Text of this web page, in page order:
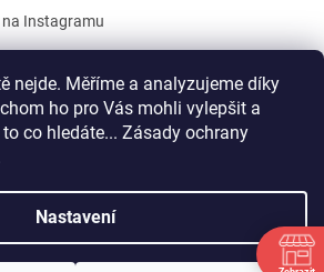
nejde. Měříme a analyzujeme díky
ho pro Vás mohli vylepšit a
co hledáte... Zásady ochrany
Nastavení
Instagramu